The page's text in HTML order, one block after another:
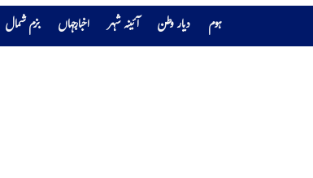
ہوم دیار وطن آئینہ شہر اخبارجہاں بزم شمال